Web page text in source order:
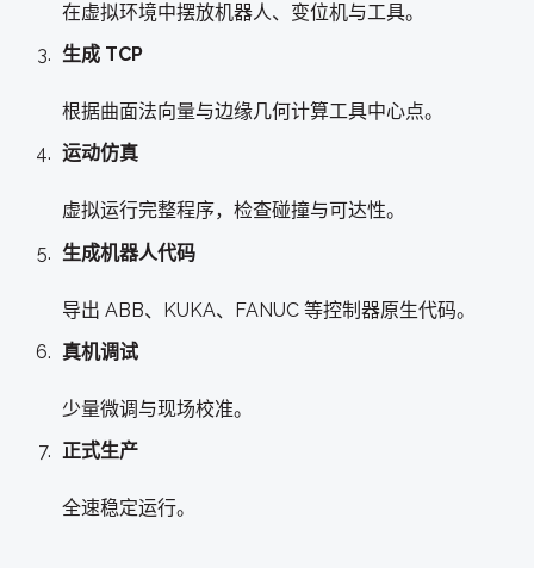
在虚拟环境中摆放机器人、变位机与工具。
生成 TCP
根据曲面法向量与边缘几何计算工具中心点。
运动仿真
虚拟运行完整程序，检查碰撞与可达性。
生成机器人代码
导出 ABB、KUKA、FANUC 等控制器原生代码。
真机调试
少量微调与现场校准。
正式生产
全速稳定运行。